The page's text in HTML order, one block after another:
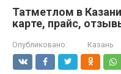
Татметлом в
карте, прайс,
Опубликовано: Казань